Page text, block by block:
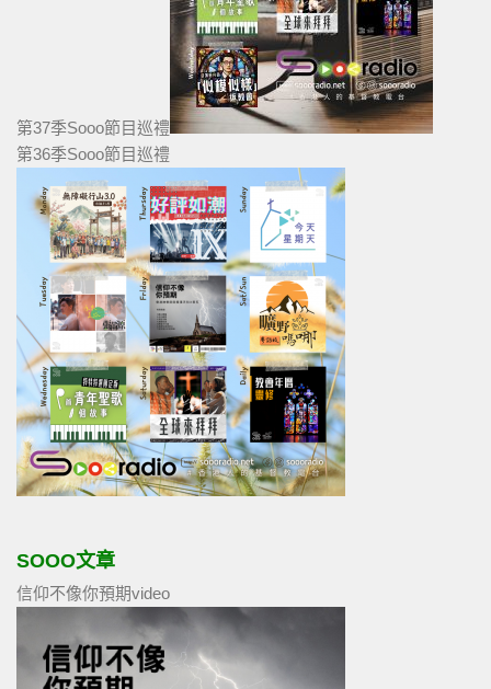
第37季Sooo節目巡禮
第36季Sooo節目巡禮
SOOO文章
信仰不像你預期video